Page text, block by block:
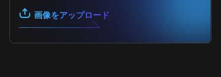
画像をアップロード